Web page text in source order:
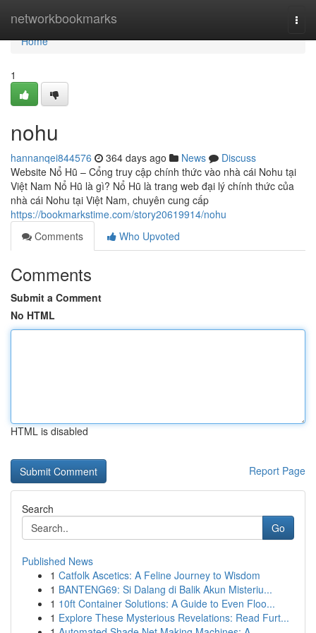
networkbookmarks
Home
Home
1
nohu
hannanqei844576 364 days ago News
Discuss
Website Nổ Hũ – Cổng truy cập chính thức vào nhà cái Nohu tại
Việt Nam Nổ Hũ là gì? Nổ Hũ là trang web đại lý chính thức của
nhà cái Nohu tại Việt Nam, chuyên cung cấp
https://bookmarkstime.com/story20619914/nohu
Comments
Who Upvoted
Comments
Submit a Comment
No HTML
HTML is disabled
Report Page
Search
Go
Published News
1 Catfolk Ascetics: A Feline Journey to Wisdom
1 BANTENG69: Si Dalang di Balik Akun Misteriu...
1 10ft Container Solutions: A Guide to Even Floo...
1 Explore These Mysterious Revelations: Read Furt...